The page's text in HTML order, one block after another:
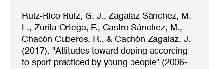
Ruiz-Rico Ruiz, G. J., Zagalaz Sánchez, M.
L., Zurita Ortega, F., Castro Sánchez, M.,
Chacón Cuberos, R., & Cachón Zagalaz, J.
(2017). "Attitudes toward doping according
to sport practiced by young people" (2006-